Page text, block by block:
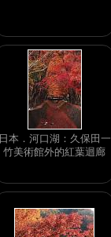
日本．河口湖：久保田一
竹美術館外的紅葉迴廊